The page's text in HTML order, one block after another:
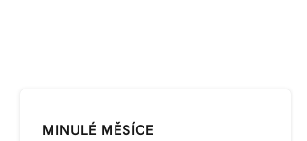
MINULÉ MĚSÍCE